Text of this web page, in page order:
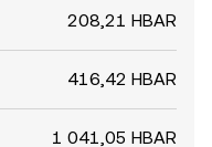
208,21 HBAR
416,42 HBAR
1 041,05 HBAR